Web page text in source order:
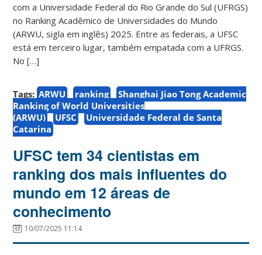
com a Universidade Federal do Rio Grande do Sul (UFRGS)
no Ranking Acadêmico de Universidades do Mundo
(ARWU, sigla em inglês) 2025. Entre as federais, a UFSC
está em terceiro lugar, também empatada com a UFRGS.
No […]
Tags: ARWU ranking
Shanghai Jiao Tong Academic
Ranking of World Universities
(ARWU)
UFSC
Universidade Federal de Santa
Catarina
UFSC tem 34 cientistas em
ranking dos mais influentes do
mundo em 12 áreas de
conhecimento
10/07/2025 11:14